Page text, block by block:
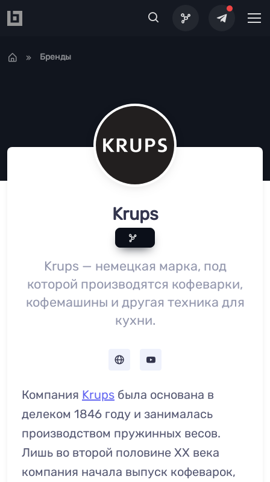
Бренды
Krups
Krups — немецкая марка, под
которой производятся кофеварки,
кофемашины и другая техника для
кухни.
Компания Krups была основана в
делеком 1846 году и занималась
производством пружинных весов.
Лишь во второй половине XX века
компания начала выпуск кофеварок,